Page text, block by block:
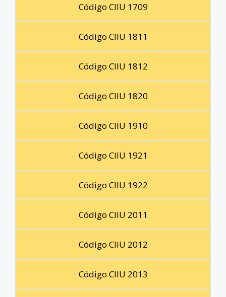
Código CIIU 1709
Código CIIU 1811
Código CIIU 1812
Código CIIU 1820
Código CIIU 1910
Código CIIU 1921
Código CIIU 1922
Código CIIU 2011
Código CIIU 2012
Código CIIU 2013